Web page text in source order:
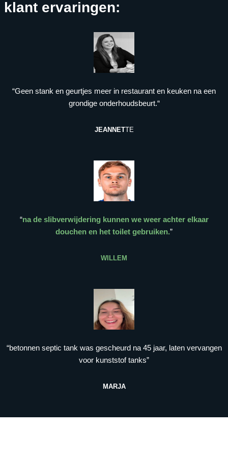
klant ervaringen:
“Geen stank en geurtjes meer in restaurant en keuken na een
grondige onderhoudsbeurt.“
JEANNETTE
“na de slibverwijdering kunnen we weer achter elkaar
douchen en het toilet gebruiken.”
WILLEM
“betonnen septic tank was gescheurd na 45 jaar, laten vervangen
voor kunststof tanks”
MARJA